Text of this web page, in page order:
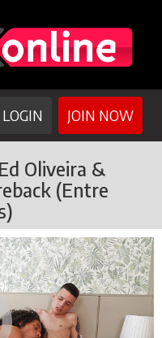
JOIN NOW
LOGIN
Oliveira &
(Entre